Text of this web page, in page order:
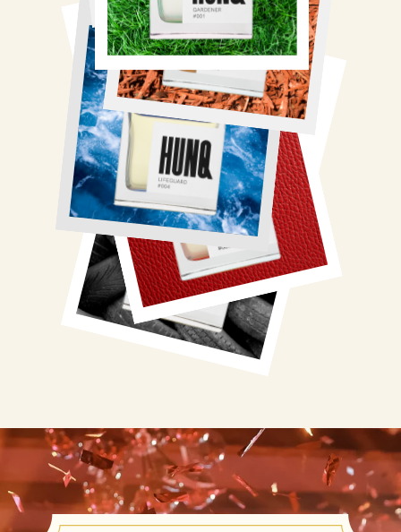
Разработка сайта
ИП Овчаренко Татьяна Алексеевна ИНН 234905684616
Согласие на обработку персональных данных
Оферта
Политика использования файлов cookies
Политика конфиденциальности
/
/
/
события
дистрибуция контакты
бренды каталог